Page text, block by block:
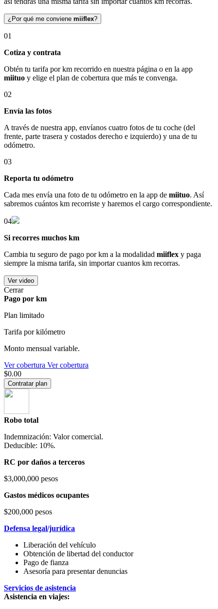
¿Por qué me conviene miiflex?
01
Cotiza y contrata
Obtén tu tarifa por km recorrido en nuestra página o en la app
miituo y elige el plan de cobertura que más te convenga.
02
Envía las fotos
A través de nuestra app, envíanos cuatro fotos de tu coche (del
frente, parte trasera y costados derecho e izquierdo) y una de tu
odómetro.
03
Reporta tu odómetro
Cada mes envía una foto de tu odómetro en la app de miituo. Así
sabremos cuántos km recorriste y haremos el cargo correspondiente.
04
Si recorres muchos km
Cambia tu seguro de pago por km a la modalidad miiflex y paga
siempre la misma tarifa, sin importar cuantos km recorras.
Ver video
Cerrar
Pago por km
Plan limitado
Tarifa por kilómetro
Monto mensual variable.
Ver cobertura Ver cobertura
$0.00
Contratar plan
Robo total
Indemnización: Valor comercial.
Deducible: 10%.
RC por daños a terceros
$3,000,000 pesos
Gastos médicos ocupantes
$200,000 pesos
Defensa legal/jurídica
Liberación del vehículo
Obtención de libertad del conductor
Pago de fianza
Asesoría para presentar denuncias
Servicios de asistencia
Asistencia en viajes: